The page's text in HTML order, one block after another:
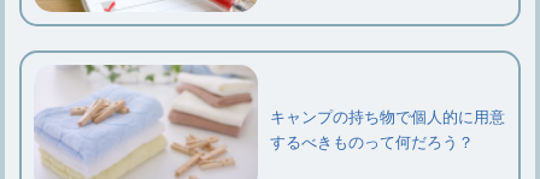
キャンプの持ち物で個人的に用意
するべきものって何だろう？